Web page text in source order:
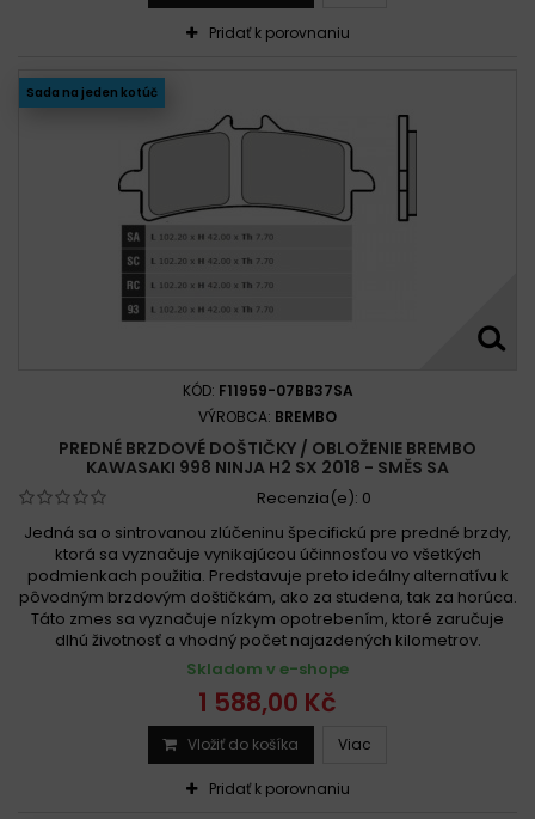
Pridať k porovnaniu
Sada na jeden kotúč
KÓD: F11959-07BB37SA
VÝROBCA: BREMBO
PREDNÉ BRZDOVÉ DOŠTIČKY / OBLOŽENIE BREMBO
KAWASAKI 998 NINJA H2 SX 2018 - SMĚS SA
Recenzia(e): 0
Jedná sa o sintrovanou zlúčeninu špecifickú pre predné brzdy,
ktorá sa vyznačuje vynikajúcou účinnosťou vo všetkých
podmienkach použitia. Predstavuje preto ideálny alternatívu k
pôvodným brzdovým doštičkám, ako za studena, tak za horúca.
Táto zmes sa vyznačuje nízkym opotrebením, ktoré zaručuje
dlhú životnosť a vhodný počet najazdených kilometrov.
Skladom v e-shope
1 588,00 Kč
Vložiť do košíka Viac
Pridať k porovnaniu